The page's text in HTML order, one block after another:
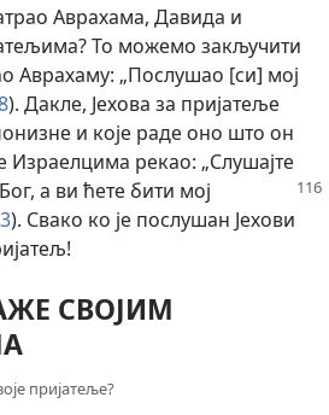
Аврахама, Давида и
То можемо закључити
Аврахаму: „Послушао [си] мој
). Дакле, Јехова за пријатеље
и које раде оно што он
Израелцима рекао: „Слушајте
а ви ћете бити мој
). Свако ко је послушан Јехови
СВОЈИМ
пријатеље?